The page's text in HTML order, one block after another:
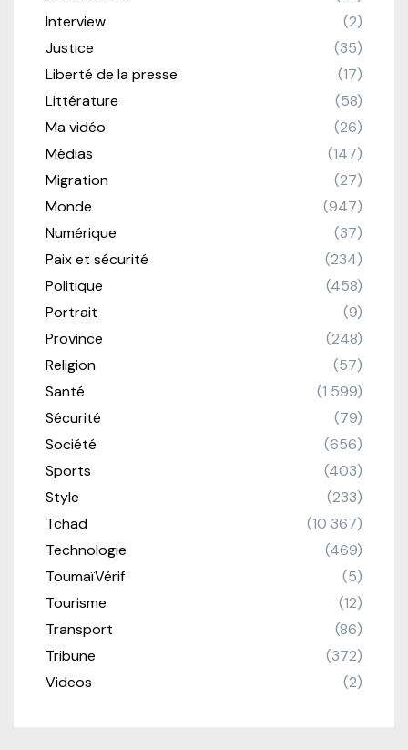
Interview
(2)
Justice
(35)
Liberté de la presse
(17)
Littérature
(58)
Ma vidéo
(26)
Médias
(147)
Migration
(27)
Monde
(947)
Numérique
(37)
Paix et sécurité
(234)
Politique
(458)
Portrait
(9)
Province
(248)
Religion
(57)
Santé
(1 599)
Sécurité
(79)
Société
(656)
Sports
(403)
Style
(233)
Tchad
(10 367)
Technologie
(469)
ToumaïVérif
(5)
Tourisme
(12)
Transport
(86)
Tribune
(372)
Videos
(2)